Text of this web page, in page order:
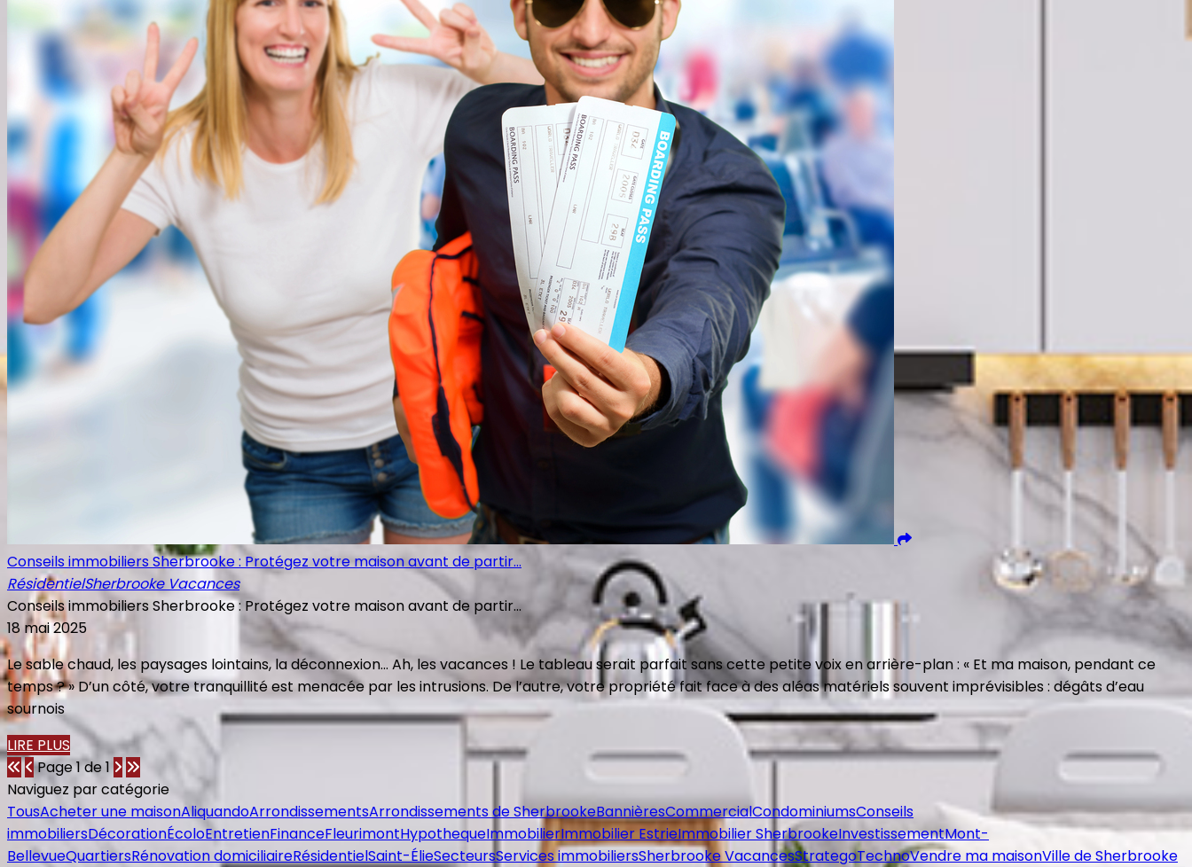
Conseils immobiliers Sherbrooke : Protégez votre maison avant de partir...
RésidentielSherbrooke Vacances
Conseils immobiliers Sherbrooke : Protégez votre maison avant de partir...
18 mai 2025
Le sable chaud, les paysages lointains, la déconnexion… Ah, les vacances ! Le tableau serait parfait sans cette petite voix en arrière-plan : « Et ma maison, pendant ce
temps ? » D’un côté, votre tranquillité est menacée par les intrusions. De l’autre, votre propriété fait face à des aléas matériels souvent imprévisibles : dégâts d’eau
sournois
LIRE PLUS
Page 1 de 1
Naviguez par catégorie
TousAcheter une maisonAliquandoArrondissementsArrondissements de SherbrookeBannièresCommercialCondominiumsConseils
immobiliersDécorationÉcoloEntretienFinanceFleurimontHypothequeImmobilierImmobilier EstrieImmobilier SherbrookeInvestissementMont-
BellevueQuartiersRénovation domiciliaireRésidentielSaint-ÉlieSecteursServices immobiliersSherbrooke VacancesStrategoTechnoVendre ma maisonVille de Sherbrooke